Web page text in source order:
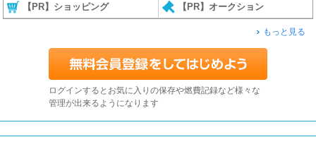
【PR】ショッピング 【PR】オークション
もっと見る
ログインするとお気に入りの保存や燃費記録など様々な
管理が出来るようになります